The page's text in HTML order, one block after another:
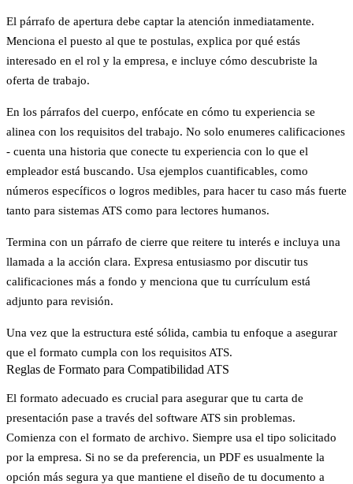
El párrafo de apertura debe captar la atención inmediatamente.
Menciona el puesto al que te postulas, explica por qué estás
interesado en el rol y la empresa, e incluye cómo descubriste la
oferta de trabajo.
En los párrafos del cuerpo, enfócate en cómo tu experiencia se
alinea con los requisitos del trabajo. No solo enumeres calificaciones
- cuenta una historia que conecte tu experiencia con lo que el
empleador está buscando. Usa ejemplos cuantificables, como
números específicos o logros medibles, para hacer tu caso más fuerte
tanto para sistemas ATS como para lectores humanos.
Termina con un párrafo de cierre que reitere tu interés e incluya una
llamada a la acción clara. Expresa entusiasmo por discutir tus
calificaciones más a fondo y menciona que tu currículum está
adjunto para revisión.
Una vez que la estructura esté sólida, cambia tu enfoque a asegurar
que el formato cumpla con los requisitos ATS.
Reglas de Formato para Compatibilidad ATS
El formato adecuado es crucial para asegurar que tu carta de
presentación pase a través del software ATS sin problemas.
Comienza con el formato de archivo. Siempre usa el tipo solicitado
por la empresa. Si no se da preferencia, un PDF es usualmente la
opción más segura ya que mantiene el diseño de tu documento a